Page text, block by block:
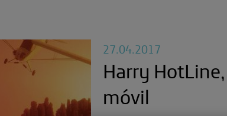
27.04.2017
Harry
móvil